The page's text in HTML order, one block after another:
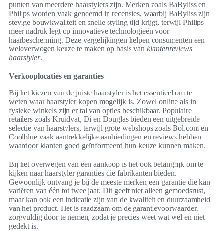
punten van meerdere haarstylers zijn. Merken zoals BaByliss en
Philips worden vaak genoemd in recensies, waarbij BaByliss zijn
stevige bouwkwaliteit en snelle styling tijd krijgt, terwijl Philips
meer nadruk legt op innovatieve technologieën voor
haarbescherming. Deze vergelijkingen helpen consumenten een
weloverwogen keuze te maken op basis van klantenreviews
haarstyler.
Verkooplocaties en garanties
Bij het kiezen van de juiste haarstyler is het essentieel om te
weten waar haarstyler kopen mogelijk is. Zowel online als in
fysieke winkels zijn er tal van opties beschikbaar. Populaire
retailers zoals Kruidvat, Di en Douglas bieden een uitgebreide
selectie van haarstylers, terwijl grote webshops zoals Bol.com en
Coolblue vaak aantrekkelijke aanbiedingen en reviews hebben
waardoor klanten goed geïnformeerd hun keuze kunnen maken.
Bij het overwegen van een aankoop is het ook belangrijk om te
kijken naar haarstyler garanties die fabrikanten bieden.
Gewoonlijk ontvang je bij de meeste merken een garantie die kan
variëren van één tot twee jaar. Dit geeft niet alleen gemoedsrust,
maar kan ook een indicatie zijn van de kwaliteit en duurzaamheid
van het product. Het is raadzaam om de garantievoorwaarden
zorgvuldig door te nemen, zodat je precies weet wat wel en niet
gedekt is.